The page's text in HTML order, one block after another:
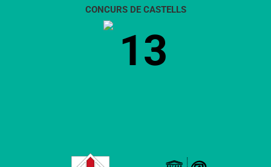
CONCURS DE CASTELLS
13